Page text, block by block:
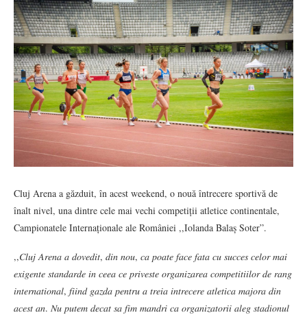
Cluj Arena a găzduit, în acest weekend, o nouă întrecere sportivă de
înalt nivel, una dintre cele mai vechi competiții atletice continentale,
Campionatele Internaționale ale României ,,Iolanda Balaș Soter”.
,,𝐶𝑙𝑢𝑗 𝐴𝑟𝑒𝑛𝑎 𝑎 𝑑𝑜𝑣𝑒𝑑𝑖𝑡, 𝑑𝑖𝑛 𝑛𝑜𝑢, 𝑐𝑎 𝑝𝑜𝑎𝑡𝑒 𝑓𝑎𝑐𝑒 𝑓𝑎𝑡𝑎 𝑐𝑢 𝑠𝑢𝑐𝑐𝑒𝑠 𝑐𝑒𝑙𝑜𝑟 𝑚𝑎𝑖
𝑒𝑥𝑖𝑔𝑒𝑛𝑡𝑒 𝑠𝑡𝑎𝑛𝑑𝑎𝑟𝑑𝑒 𝑖𝑛 𝑐𝑒𝑒𝑎 𝑐𝑒 𝑝𝑟𝑖𝑣𝑒𝑠𝑡𝑒 𝑜𝑟𝑔𝑎𝑛𝑖𝑧𝑎𝑟𝑒𝑎 𝑐𝑜𝑚𝑝𝑒𝑡𝑖𝑡𝑖𝑖𝑙𝑜𝑟 𝑑𝑒 𝑟𝑎𝑛𝑔
𝑖𝑛𝑡𝑒𝑟𝑛𝑎𝑡𝑖𝑜𝑛𝑎𝑙, 𝑓𝑖𝑖𝑛𝑑 𝑔𝑎𝑧𝑑𝑎 𝑝𝑒𝑛𝑡𝑟𝑢 𝑎 𝑡𝑟𝑒𝑖𝑎 𝑖𝑛𝑡𝑟𝑒𝑐𝑒𝑟𝑒 𝑎𝑡𝑙𝑒𝑡𝑖𝑐𝑎 𝑚𝑎𝑗𝑜𝑟𝑎 𝑑𝑖𝑛
𝑎𝑐𝑒𝑠𝑡 𝑎𝑛. 𝑁𝑢 𝑝𝑢𝑡𝑒𝑚 𝑑𝑒𝑐𝑎𝑡 𝑠𝑎 𝑓𝑖𝑚 𝑚𝑎𝑛𝑑𝑟𝑖 𝑐𝑎 𝑜𝑟𝑔𝑎𝑛𝑖𝑧𝑎𝑡𝑜𝑟𝑖𝑖 𝑎𝑙𝑒𝑔 𝑠𝑡𝑎𝑑𝑖𝑜𝑛𝑢𝑙